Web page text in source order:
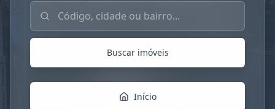
Buscar imóveis por código, cidade ou bairro
Buscar imóveis
Início